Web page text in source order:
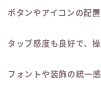
ボタンやアイコンの配
タップ感度も良好で、
フォントや装飾の統一